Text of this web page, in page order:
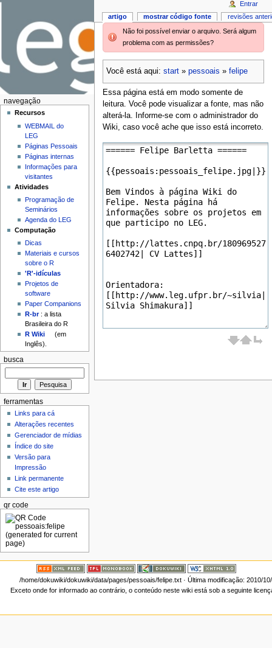
Não foi possível enviar o arquivo. Será algum
problema com as permissões?
Você está aqui: start» pessoais » felipe
Essa página está em modo somente de
leitura. Você pode visualizar a fonte, mas não
alterá-la. Informe-se com o administrador do
Wiki, caso você ache que isso está incorreto.
artigo mostrar código fonte revisões
Entrar
navegação
Recursos
WEBMAIL do
LEG
Páginas Pessoais
Páginas internas
Informações para
visitantes
Atividades
Programação de
Seminários
Agenda do LEG
Computação
Dicas
Materiais e cursos
sobre o R
'R'-idículas
Projetos de
software
Paper Companions
R-br: a lista
Brasileira do R
R Wiki
(em
Inglês).
busca
ferramentas
Links para cá
Alterações recentes
Gerenciador de mídias
Índice do site
Versão para
Impressão
Link permanente
Cite este artigo
qr code
/home/dokuwiki/dokuwiki/data/pages/pessoais/felipe.txt· Última modificação: 2010/
Exceto onde for informado ao contrário, o conteúdo neste wiki está sob a seguinte